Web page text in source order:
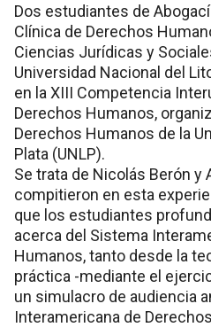
Dos estudiantes de
Clínica de Derechos
Ciencias Jurídicas y
Universidad Nacional del
en la XIII Competencia
Derechos Humanos,
Derechos Humanos de la
Plata (UNLP).
Se trata de Nicolás Berón y
compitieron en esta
que los estudiantes
acerca del Sistema
Humanos, tanto desde la
práctica -mediante el
un simulacro de audiencia
Interamericana de